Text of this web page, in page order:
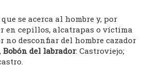
se acerca al hombre y, por
en cepillos, alcatrapas o víctima
no desconfiar del hombre cazador
Bobón del labrador: Castroviejo;